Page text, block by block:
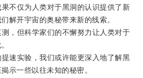
仅为人类对于黑洞的认识提供了新
解开宇宙的奥秘带来新的线索。
但科学家们的不懈努力让人类对于
实验，我们或许能更深入地了解黑
示一些以往未知的秘密。